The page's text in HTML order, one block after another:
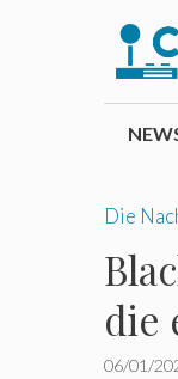
Die
die
06/01/